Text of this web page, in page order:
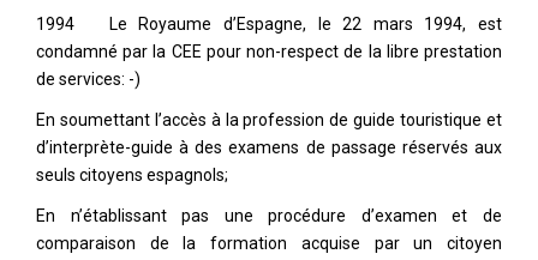
1994 Le Royaume d’Espagne, le 22 mars 1994, est
condamné par la CEE pour non-respect de la libre prestation
de services: -)
En soumettant l’accès à la profession de guide touristique et
d’interprète-guide à des examens de passage réservés aux
seuls citoyens espagnols;
En n’établissant pas une procédure d’examen et de
comparaison de la formation acquise par un citoyen